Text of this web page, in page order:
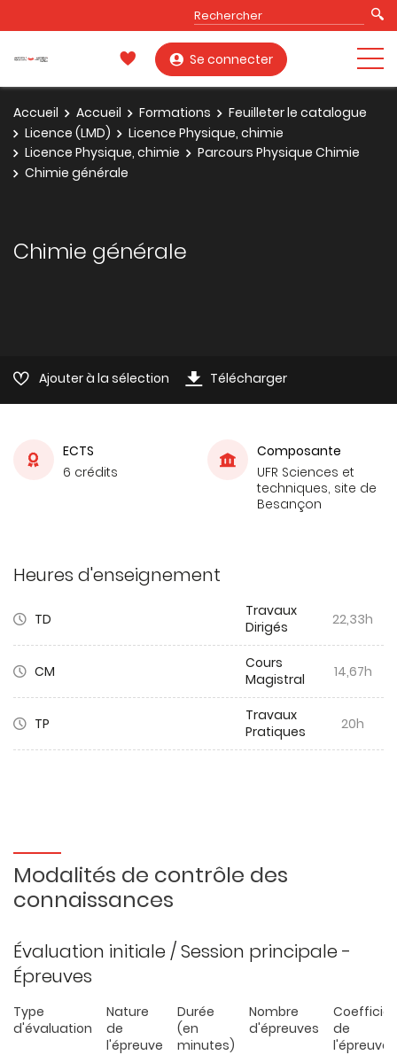
Se connecter
Accueil Accueil Formations
Feuilleter le catalogue
Licence (LMD)
Licence Physique, chimie
Licence Physique, chimie
Parcours Physique Chimie
Chimie générale
Chimie générale
Ajouter à la sélection Télécharger
ECTS
6 crédits
Composante
UFR Sciences et
techniques, site de
Besançon
Heures d'enseignement
TD
Travaux
Dirigés
22,33h
CM
Cours
Magistral
14,67h
TP
Travaux
Pratiques
20h
Modalités de contrôle des
connaissances
Évaluation initiale / Session principale -
Épreuves
Type
d'évaluation
Nature
de
l'épreuve
Durée
(en
minutes)
Nombre
d'épreuves
de
l'épreuve